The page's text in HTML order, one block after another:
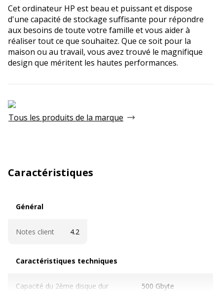
Cet ordinateur HP est beau et puissant et dispose
d'une capacité de stockage suffisante pour répondre
aux besoins de toute votre famille et vous aider à
réaliser tout ce que souhaitez. Que ce soit pour la
maison ou au travail, vous avez trouvé le magnifique
design que méritent les hautes performances.
Tous les produits de la marque
Caractéristiques
Général
Notes client 4.2
Caractéristiques techniques
Capacité du 2ème disque dur 500 Gbyte